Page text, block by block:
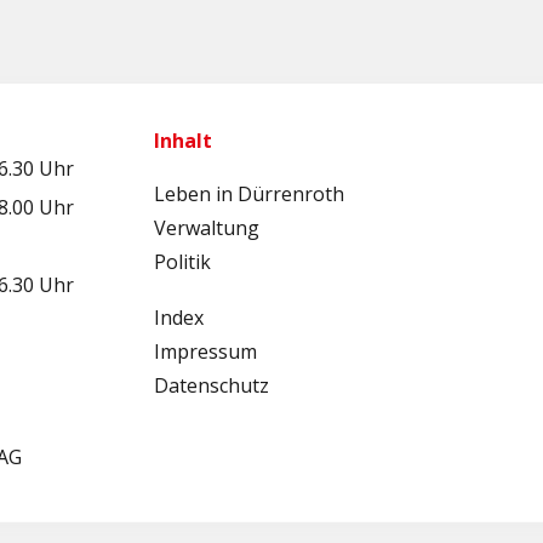
Uhr
Uhr
Uhr
Inhalt
Leben in Dürrenroth
Verwaltung
Politik
Index
Impressum
Datenschutz